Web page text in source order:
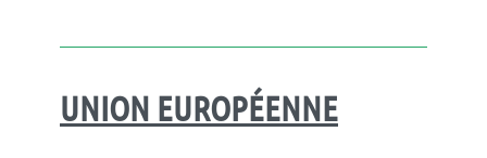
UNION EUROPÉENNE